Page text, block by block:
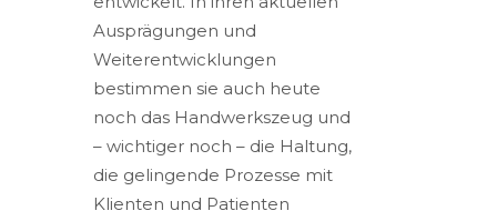
Ausprägungen und
Weiterentwicklungen
bestimmen sie auch heute
noch das Handwerkszeug und
– wichtiger noch – die Haltung,
die gelingende Prozesse mit
Klienten und Patienten